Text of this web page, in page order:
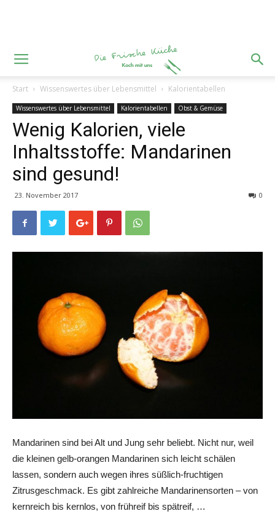
Start Wissenswertes über Lebensmittel Kalorientabellen
Wissenswertes über Lebensmittel Kalorientabellen Obst & Gemüse
Wenig Kalorien, viele
Inhaltsstoffe: Mandarinen
sind gesund!
23. November 2017 0
Mandarinen sind bei Alt und Jung sehr beliebt. Nicht nur, weil
die kleinen gelb-orangen Mandarinen sich leicht schälen
lassen, sondern auch wegen ihres süßlich-fruchtigen
Zitrusgeschmack. Es gibt zahlreiche Mandarinensorten – von
kernreich bis kernlos, von frühreif bis spätreif, …